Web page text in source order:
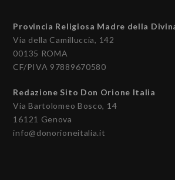
Provincia Religiosa Madre della
Via della Camilluccia, 142
00135 ROMA
CF/PIVA 97889670580
Redazione Sito Don Orione Italia
Via Bartolomeo Bosco, 14
16121 Genova
info@donorioneitalia.it